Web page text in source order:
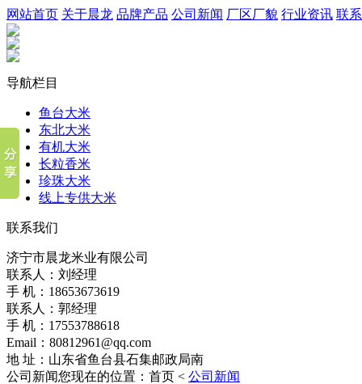
网站首页 关于晨龙 品牌产品 公司新闻 厂区厂貌 行业资讯 联
导航栏目
鱼台大米
东北大米
有机大米
长粒香米
珍珠大米
线上专供大米
联系我们
济宁市晨龙米业有限公司
联系人：刘经理
手 机：18653673619
联系人：郭经理
手 机：17553788618
Email：80812961@qq.com
地 址：山东省鱼台县石集邮政局南
公司新闻您现在的位置：首页 < 公司新闻